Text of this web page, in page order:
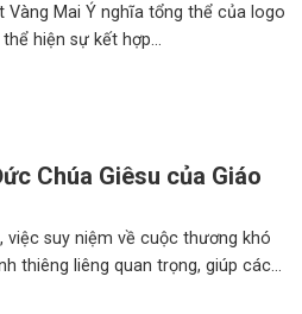
Vàng Mai Ý nghĩa tổng thể của logo
hiện sự kết hợp...
Chúa Giêsu của Giáo
suy niệm về cuộc thương khó
thiêng liêng quan trọng, giúp các...